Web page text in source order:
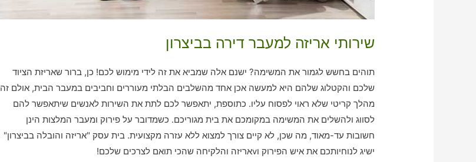
שירותי אריזה למעבר דירה בביצרון
תוהים בחשש לגמור את המשימה? ישנם אלה שמביא את זה לידי מימוש לכם! כן, ברור שאריזת הציוד
שלכם והקטלוג שלהם היא למעשה אכן אחד מהשלבים הבלתי מעוררים וחביבים במעבר הבית, אולם זה
מהלך קריטי שלא ראוי לפסוח עליו. כתוספת, יתאפשר לכם לתת את השירות לאנשים שיתאפשר להם
לסווג ולהשלים את המשימה במקומכם את בית מגוריכם. כשמדובר על פירוק ומעבר המלצות הינן
חשובות עד-מאוד, מה שכן, לא קיים צורך למצוא ללא עזרה מקצועית. בית עסק "אריזה והובלה בביצרון"
ישיג לנוחיותכם את איש הפירוק וvאריזה והלקיחה שהכי תואם לצרכים שלכם!